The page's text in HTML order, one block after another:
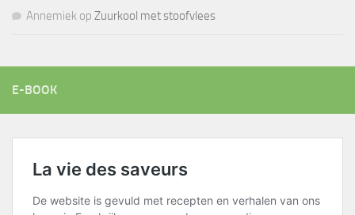
Annemiek op Zuurkool met stoofvlees
E-BOOK